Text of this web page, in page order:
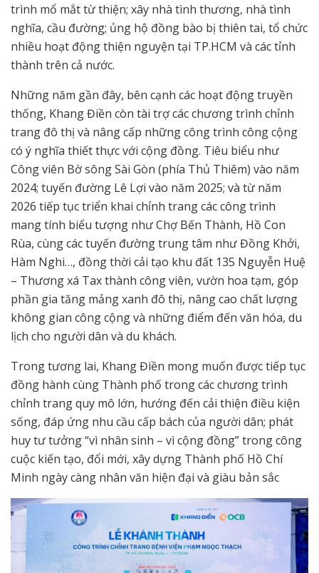
trình mổ mắt từ thiện; xây nhà tình thương, nhà tình
nghĩa, cầu đường; ủng hộ đồng bào bị thiên tai, tổ chức
nhiều hoạt động thiện nguyện tại TP.HCM và các tỉnh
thành trên cả nước.
Những năm gần đây, bên cạnh các hoạt động truyền
thống, Khang Điền còn tài trợ các chương trình chỉnh
trang đô thị và nâng cấp những công trình công cộng
có ý nghĩa thiết thực với cộng đồng. Tiêu biểu như
Công viên Bờ sông Sài Gòn (phía Thủ Thiêm) vào năm
2024; tuyến đường Lê Lợi vào năm 2025; và từ năm
2026 tiếp tục triển khai chỉnh trang các công trình
mang tính biểu tượng như Chợ Bến Thành, Hồ Con
Rùa, cùng các tuyến đường trung tâm như Đồng Khởi,
Hàm Nghi…, đồng thời cải tạo khu đất 135 Nguyễn Huệ
– Thương xá Tax thành công viên, vườn hoa tạm, góp
phần gia tăng mảng xanh đô thị, nâng cao chất lượng
không gian công cộng và những điểm đến văn hóa, du
lịch cho người dân và du khách.
Trong tương lai, Khang Điền mong muốn được tiếp tục
đồng hành cùng Thành phố trong các chương trình
chỉnh trang quy mô lớn, hướng đến cải thiện điều kiện
sống, đáp ứng nhu cầu cấp bách của người dân; phát
huy tư tưởng “vì nhân sinh – vì cộng đồng” trong công
cuộc kiến tạo, đổi mới, xây dựng Thành phố Hồ Chí
Minh ngày càng nhân văn hiện đại và giàu bản sắc